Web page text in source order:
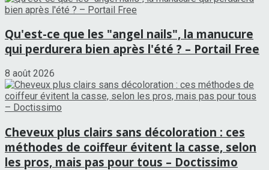
Qu'est-ce que les "angel nails", la manucure
qui perdurera bien après l'été ? – Portail Free
8 août 2026
Cheveux plus clairs sans décoloration : ces
méthodes de coiffeur évitent la casse, selon
les pros, mais pas pour tous – Doctissimo